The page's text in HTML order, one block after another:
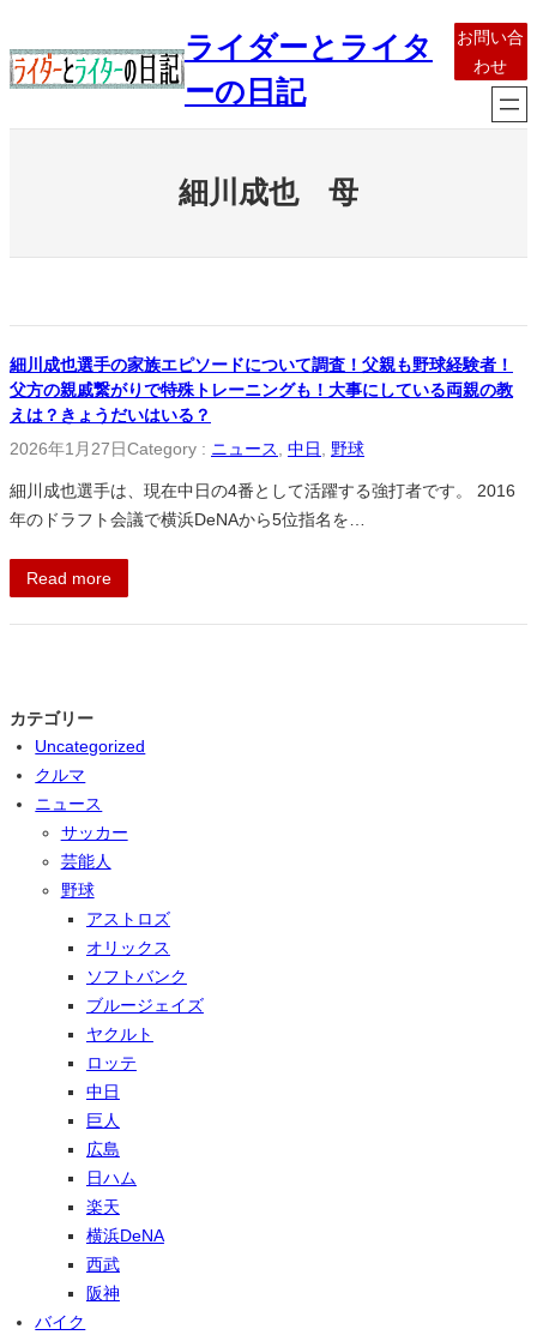
容
を
ライダーとライタ
ーの日記
お問い合
わせ
細川成也 母
細川成也選手の家族エピソードについて調査！父親も野球経験者！
父方の親戚繋がりで特殊トレーニングも！大事にしている両親の教
えは？きょうだいはいる？
2026年1月27日Category : ニュース 中日 野球
細川成也選手は、現在中日の4番として活躍する強打者です。 2016
年のドラフト会議で横浜DeNAから5位指名を…
Read more
カテゴリー
Uncategorized
クルマ
ニュース
サッカー
芸能人
野球
アストロズ
オリックス
ソフトバンク
ブルージェイズ
ヤクルト
ロッテ
中日
巨人
広島
日ハム
楽天
横浜DeNA
西武
阪神
バイク